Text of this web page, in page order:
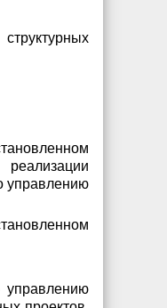
управлению
управлению